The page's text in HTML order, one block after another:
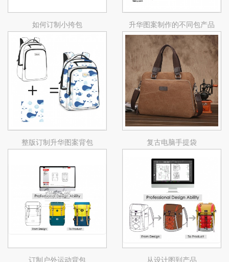
如何订制小挎包 升华图案制作的不同包产品
整版订制升华图案背包 复古电脑手提袋
订制户外运动背包 从设计图到产品